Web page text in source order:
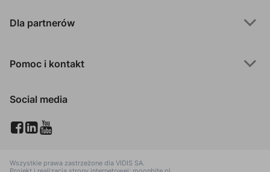
Dla partnerów
Pomoc i kontakt
Social media
Wszystkie prawa zastrzeżone dla VIDIS SA.